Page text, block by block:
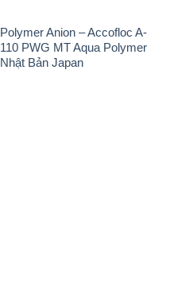
Polymer Anion – Accofloc A-
110 PWG MT Aqua Polymer
Nhật Bản Japan